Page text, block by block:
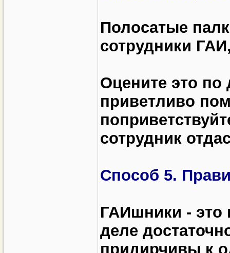
Полосатые
сотрудники
Оцените это по
приветливо
сотрудник
Способ 5.
ГАИшники - это
деле
придирчивы к